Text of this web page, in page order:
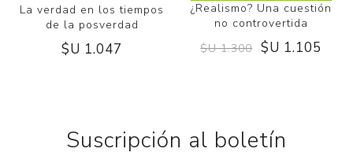
La verdad en los tiempos
de la posverdad
$U 1.047
¿Realismo? Una cuestión
no controvertida
$U 1.300 $U 1.105
Suscripción al boletín